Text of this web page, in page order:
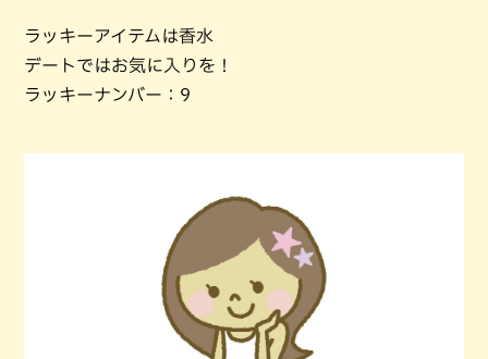
ラッキーアイテムは香水
デートではお気に入りを！
ラッキーナンバー：9